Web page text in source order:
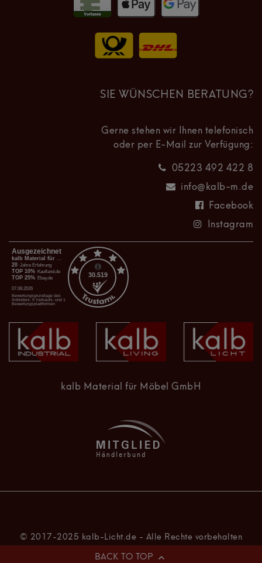
SIE WÜNSCHEN BERATUNG?
Gerne stehen wir Ihnen telefonisch
oder per E-Mail zur Verfügung:
05223 492 422 8
info@kalb-m.de
Facebook
Instagram
kalb Material für Möbel GmbH
BACK TO TOP